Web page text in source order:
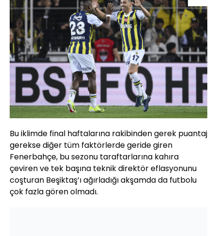
Bu iklimde final haftalarına rakibinden gerek puantaj
gerekse diğer tüm faktörlerde geride giren
Fenerbahçe, bu sezonu taraftarlarına kahıra
çeviren ve tek başına teknik direktör eflasyonunu
coşturan Beşiktaş’ı ağırladığı akşamda da futbolu
çok fazla gören olmadı.